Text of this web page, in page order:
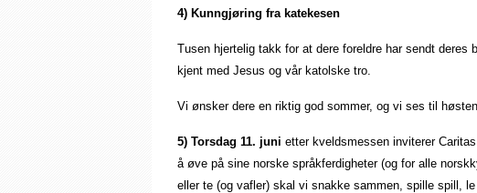
4) Kunngjøring fra katekesen
Tusen hjertelig takk for at dere foreldre har sendt deres
kjent med Jesus og vår katolske tro.
Vi ønsker dere en riktig god sommer, og vi ses til høsten.
5) Torsdag 11. juni etter kveldsmessen inviterer
å øve på sine norske språkferdigheter (og for alle
eller te (og vafler) skal vi snakke sammen, spille spill,